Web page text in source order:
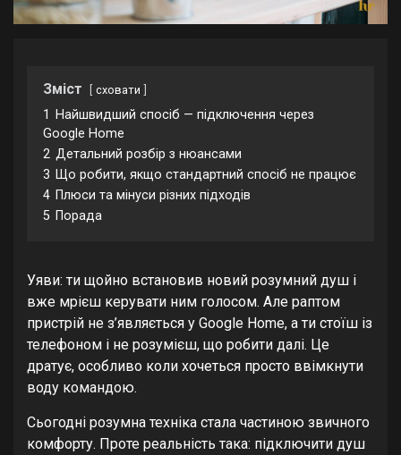
Зміст сховати
1
Найшвидший спосіб — підключення через
Google Home
2 Детальний розбір з нюансами
3 Що робити, якщо стандартний спосіб не працює
4 Плюси та мінуси різних підходів
5 Порада
Уяви: ти щойно встановив новий розумний душ і
вже мрієш керувати ним голосом. Але раптом
пристрій не з’являється у Google Home, а ти стоїш із
телефоном і не розумієш, що робити далі. Це
дратує, особливо коли хочеться просто ввімкнути
воду командою.
Сьогодні розумна техніка стала частиною звичного
комфорту. Проте реальність така: підключити душ